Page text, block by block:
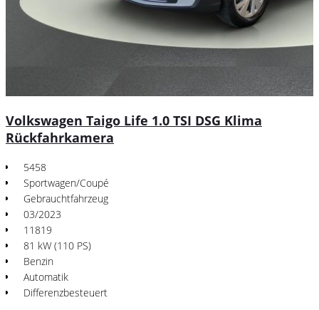
Volkswagen Taigo Life 1.0 TSI DSG Klima
Rückfahrkamera
5458
Sportwagen/Coupé
Gebrauchtfahrzeug
03/2023
11819
81 kW (110 PS)
Benzin
Automatik
Differenzbesteuert